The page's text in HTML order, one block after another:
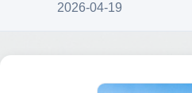
2026-04-19